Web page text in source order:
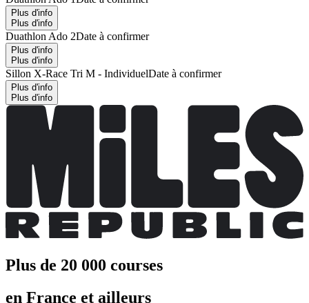
Plus d'info
Plus d'info
Duathlon Ado 2Date à confirmer
Plus d'info
Plus d'info
Sillon X-Race Tri M - IndividuelDate à confirmer
Plus d'info
Plus d'info
Plus de 20 000 courses
en France et ailleurs